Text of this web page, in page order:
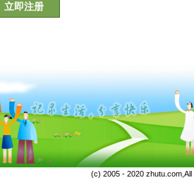
立即注册
(c) 2005 - 2020